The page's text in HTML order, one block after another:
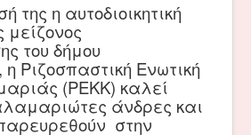
της η αυτοδιοικητική
του δήμου
Ριζοσπαστική Ενωτική
(ΡΕΚΚ) καλεί
άνδρες και
στην